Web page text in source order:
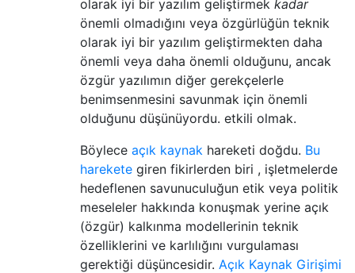
olarak iyi bir yazılım geliştirmek kadar
önemli olmadığını veya özgürlüğün teknik
olarak iyi bir yazılım geliştirmekten daha
önemli veya daha önemli olduğunu, ancak
özgür yazılımın diğer gerekçelerle
benimsenmesini savunmak için önemli
olduğunu düşünüyordu. etkili olmak.
Böylece açık kaynak hareketi doğdu. Bu
harekete giren fikirlerden biri , işletmelerde
hedeflenen savunuculuğun etik veya politik
meseleler hakkında konuşmak yerine açık
(özgür) kalkınma modellerinin teknik
özelliklerini ve karlılığını vurgulaması
gerektiği düşüncesidir. Açık Kaynak Girişimi